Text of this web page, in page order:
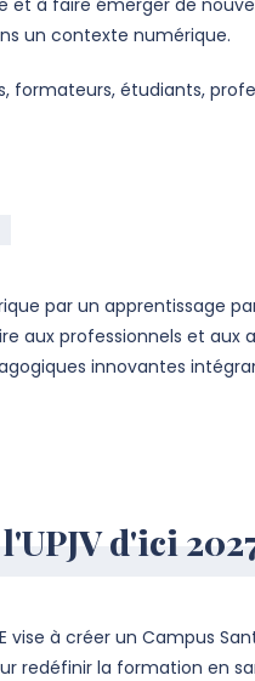
à faire émerger de
un contexte numérique.
formateurs, étudiants,
par un apprentissage
aux professionnels et aux
innovantes
d'ici
à créer un Campus
redéfinir la formation en